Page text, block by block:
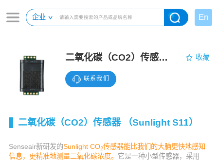
企业 En
二氧化碳（CO2）传感器 （Sunlight S11） 收藏
联系我们
二氧化碳（CO2）传感器 （Sunlight S11）
Senseair新研发的Sunlight CO2传感器能比我们的大脑更快地感知
信息，更精准地测量二氧化碳浓度。 它是一种小型传感器，采用